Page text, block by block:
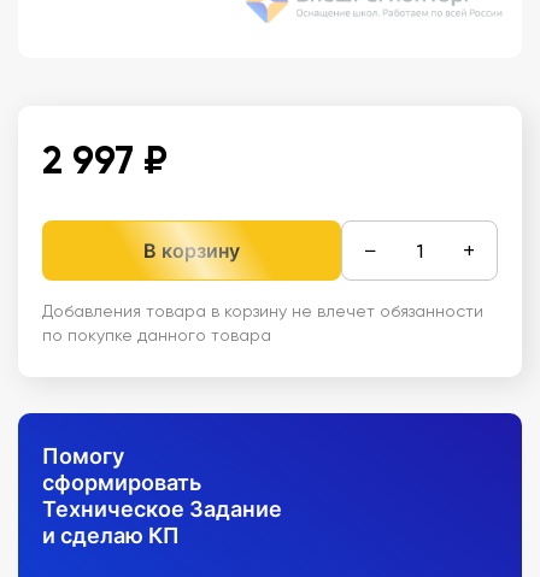
2 997 ₽
В корзину − +
Добавления товара в корзину не влечет обязанности
по покупке данного товара
Помогу
сформировать
Техническое Задание
и сделаю КП